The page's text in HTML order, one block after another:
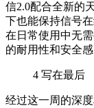
信2.0配合全新的
下也能保持信号
在日常使用中无
的耐用性和安全感
4 写在最后
经过这一周的深